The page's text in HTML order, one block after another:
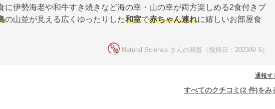
に伊勢海老や和牛すき焼きなど海の幸・山の幸が両方楽しめる2食付きプ
の山並が見える広くゆったりした和室で赤ちゃん連れに嬉しいお部屋食
Natural Science さんの回答（投稿日：2023/6/ 6）
通報す
すべてのクチコミ(2 件)をみ